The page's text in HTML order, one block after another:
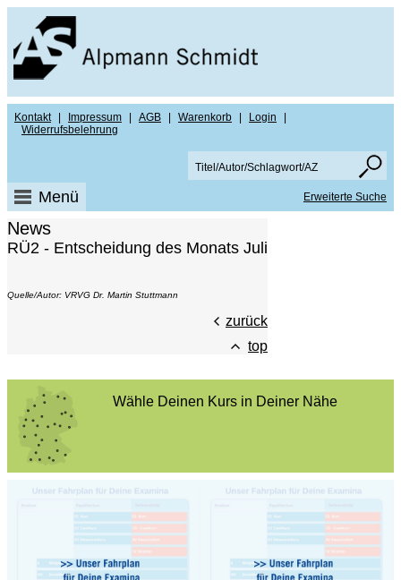
Kontakt Impressum AGB Warenkorb Login
Widerrufsbelehrung
Menü Erweiterte Suche
News
RÜ2 - Entscheidung des Monats Juli
Quelle/Autor: VRVG Dr. Martin Stuttmann
zurück
top
Wähle Deinen Kurs in Deiner Nähe